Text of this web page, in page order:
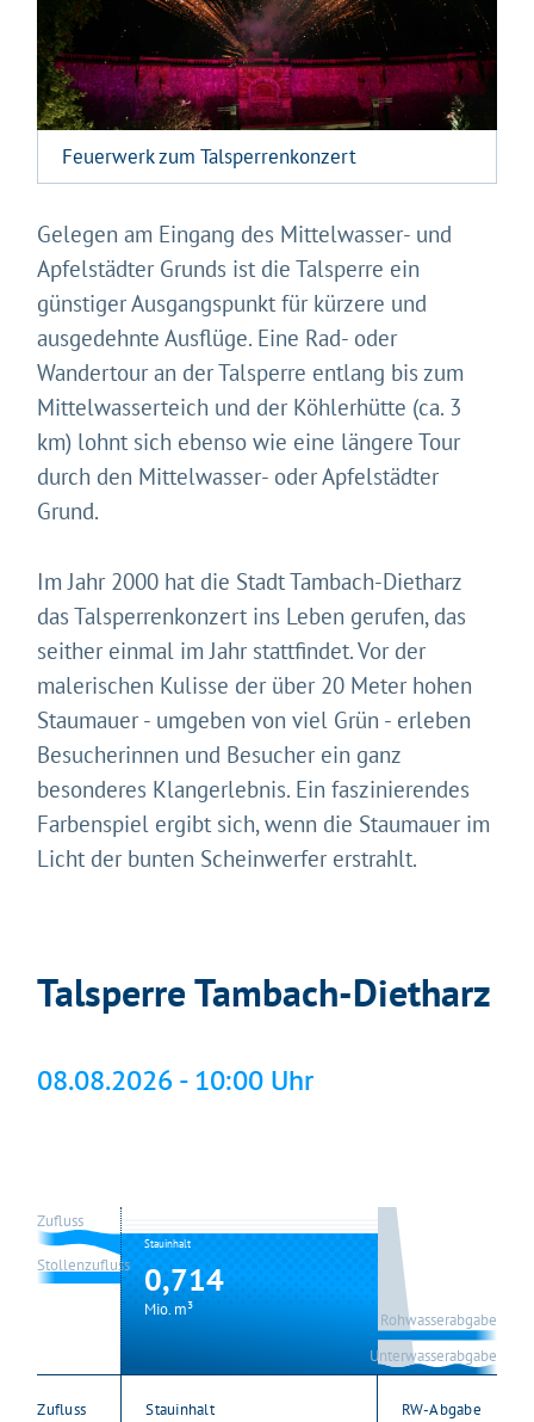
Feuerwerk zum Talsperrenkonzert
Gelegen am Eingang des Mittelwasser- und
Apfelstädter Grunds ist die Talsperre ein
günstiger Ausgangspunkt für kürzere und
ausgedehnte Ausflüge. Eine Rad- oder
Wandertour an der Talsperre entlang bis zum
Mittelwasserteich und der Köhlerhütte (ca. 3
km) lohnt sich ebenso wie eine längere Tour
durch den Mittelwasser- oder Apfelstädter
Grund.
Im Jahr 2000 hat die Stadt Tambach-Dietharz
das Talsperrenkonzert ins Leben gerufen, das
seither einmal im Jahr stattfindet. Vor der
malerischen Kulisse der über 20 Meter hohen
Staumauer - umgeben von viel Grün - erleben
Besucherinnen und Besucher ein ganz
besonderes Klangerlebnis. Ein faszinierendes
Farbenspiel ergibt sich, wenn die Staumauer im
Licht der bunten Scheinwerfer erstrahlt.
Talsperre Tambach-Dietharz
08.08.2026 - 10:00 Uhr
Stauinhalt
0,714
Mio. m³
Zufluss
Stollenzufluss
Rohwasserabgabe
Unterwasserabgabe
Zufluss Stauinhalt RW-Abgabe